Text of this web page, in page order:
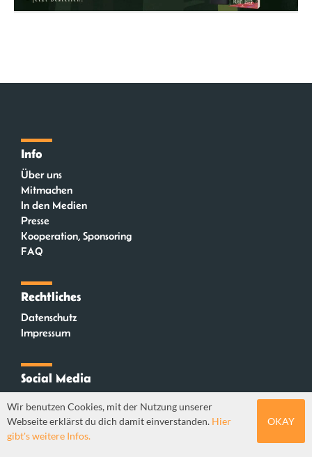
Info
Über uns
Mitmachen
In den Medien
Presse
Kooperation, Sponsoring
FAQ
Rechtliches
Datenschutz
Impressum
Social Media
Mastodon
Wir benutzen Cookies, mit der Nutzung unserer
Webseite erklärst du dich damit einverstanden. Hier
gibt's weitere Infos.
OKAY